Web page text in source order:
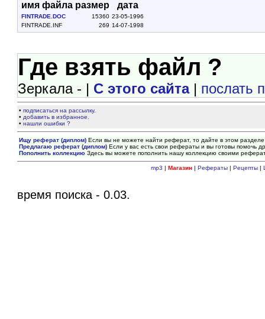
имя файла размер дата
FINTRADE.DOC 15360 23-05-1996
FINTRADE.INF
269 14-07-1998
Где взять файл ?
Зеркала - | С этого сайта| послать
•подписаться на рассылку.
• добавить в избранное.
•нашли ошибки ?
Ищу реферат (диплом) Если вы не можете найти реферат, то дайте в этом
Предлагаю реферат (диплом) Если у вас есть свои рефераты и вы готовы помочь
Пополнить коллекцию Здесь вы можете пополнить нашу коллекцию своими
mp3 | Магазин| Рефераты| Рецепты|
время поиска - 0.03.